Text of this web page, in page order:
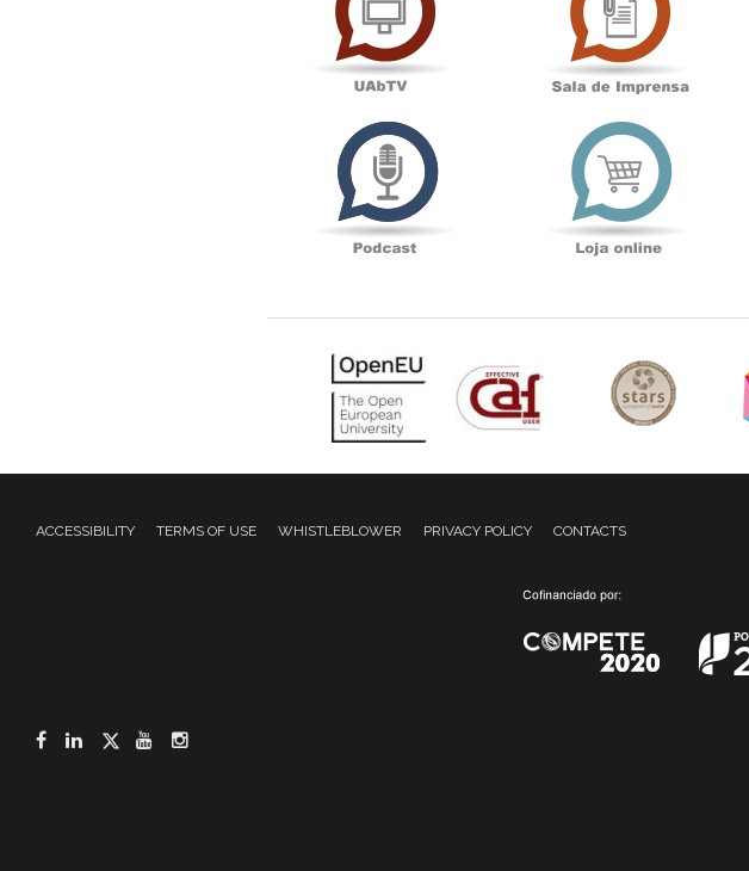
ACCESSIBILITY TERMS OF USE WHISTLEBLOWER PRIVACY POLICY CONTACTS
Facebook
LinkedIn
Twitter
YouTube